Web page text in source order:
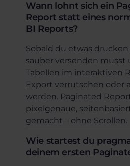
Wann lohnt sich ein
Report statt eines
BI Reports?
Sobald du etwas drucken
sauber versenden musst
Tabellen im interaktiven
Export verrutschen oder
werden. Paginated
pixelgenaue,
gemacht – ohne Scrollen.
Wie startest du
deinem ersten